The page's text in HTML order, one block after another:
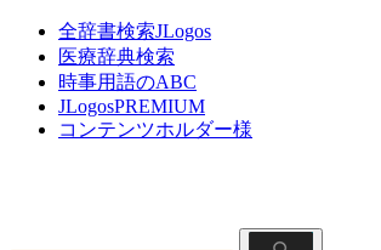
全辞書検索JLogos
医療辞典検索
時事用語のABC
JLogosPREMIUM
コンテンツホルダー様